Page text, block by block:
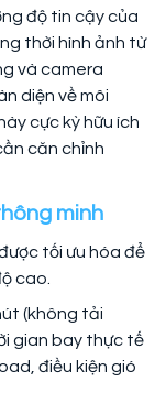
độ tin cậy của
thời hình ảnh từ
và camera
diện về môi
cực kỳ hữu ích
căn chỉnh
minh
tối ưu hóa để
cao.
(không tải
gian bay thực tế
điều kiện gió